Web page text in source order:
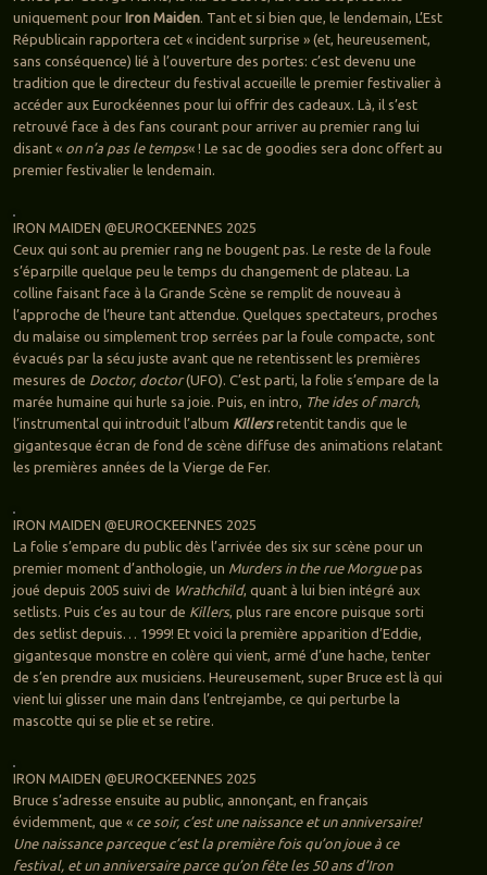
uniquement pour Iron Maiden. Tant et si bien que, le lendemain, L’Est
Républicain rapportera cet « incident surprise » (et, heureusement,
sans conséquence) lié à l’ouverture des portes: c’est devenu une
tradition que le directeur du festival accueille le premier festivalier à
accéder aux Eurockéennes pour lui offrir des cadeaux. Là, il s’est
retrouvé face à des fans courant pour arriver au premier rang lui
disant « on n’a pas le temps« ! Le sac de goodies sera donc offert au
premier festivalier le lendemain.
IRON MAIDEN @EUROCKEENNES 2025
Ceux qui sont au premier rang ne bougent pas. Le reste de la foule
s’éparpille quelque peu le temps du changement de plateau. La
colline faisant face à la Grande Scène se remplit de nouveau à
l’approche de l’heure tant attendue. Quelques spectateurs, proches
du malaise ou simplement trop serrées par la foule compacte, sont
évacués par la sécu juste avant que ne retentissent les premières
mesures de Doctor, doctor(UFO). C’est parti, la folie s’empare de la
marée humaine qui hurle sa joie. Puis, en intro, The ides of march,
l’instrumental qui introduit l’album Killersretentit tandis que le
gigantesque écran de fond de scène diffuse des animations relatant
les premières années de la Vierge de Fer.
IRON MAIDEN @EUROCKEENNES 2025
La folie s’empare du public dès l’arrivée des six sur scène pour un
premier moment d’anthologie, un Murders in the rue Morguepas
joué depuis 2005 suivi de Wrathchild, quant à lui bien intégré aux
setlists. Puis c’es au tour de Killers, plus rare encore puisque sorti
des setlist depuis… 1999! Et voici la première apparition d’Eddie,
gigantesque monstre en colère qui vient, armé d’une hache, tenter
de s’en prendre aux musiciens. Heureusement, super Bruce est là qui
vient lui glisser une main dans l’entrejambe, ce qui perturbe la
mascotte qui se plie et se retire.
IRON MAIDEN @EUROCKEENNES 2025
Bruce s’adresse ensuite au public, annonçant, en français
évidemment, que « ce soir, c’est une naissance et un anniversaire!
Une naissance parceque c’est la première fois qu’on joue à ce
festival, et un anniversaire parce qu’on fête les 50 ans d’Iron